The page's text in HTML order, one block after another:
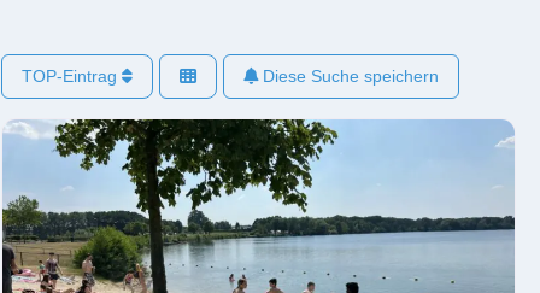
TOP-Eintrag Diese Suche speichern